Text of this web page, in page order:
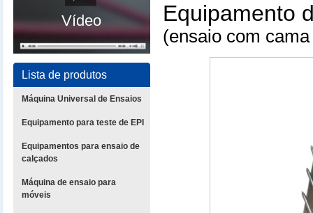
Vídeo
Lista de produtos
Máquina Universal de Ensaios
Equipamento para teste de EPI
Equipamentos para ensaio de
calçados
Máquina de ensaio para
móveis
Equipamento
(ensaio com